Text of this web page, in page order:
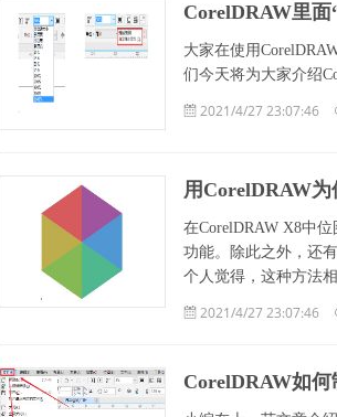
CorelDRAW里
大家在使用
们今天将为大家介绍
2021/4/27 23:07:46
用CorelDRAW
在CorelDRAW X8中
功能。除此之外，还
个人觉得，这种方法
2021/4/27 23:07:46
CorelDRAW如何